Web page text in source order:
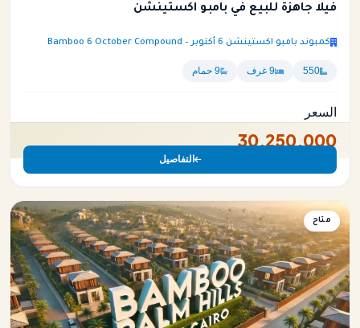
فيلا جاهزة للبيع في بامبو اكستينشن
كمبوند بامبو اكستينشن 6 أكتوبر – Bamboo 6 October Compound
550 9 غرف 9 حمام
السعر
30,250,000
التفاصيل
فيلا
متاح